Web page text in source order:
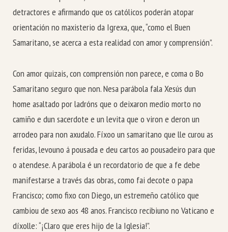
detractores e afirmando que os católicos poderán atopar
orientación no maxisterio da Igrexa, que, “como el Buen
Samaritano, se acerca a esta realidad con amor y comprensión”.
Con amor quizais, con comprensión non parece, e coma o Bo
Samaritano seguro que non. Nesa parábola fala Xesús dun
home asaltado por ladróns que o deixaron medio morto no
camiño e dun sacerdote e un levita que o viron e deron un
arrodeo para non axudalo. Fíxoo un samaritano que lle curou as
feridas, levouno á pousada e deu cartos ao pousadeiro para que
o atendese. A parábola é un recordatorio de que a fe debe
manifestarse a través das obras, como fai decote o papa
Francisco; como fixo con Diego, un estremeño católico que
cambiou de sexo aos 48 anos. Francisco recibiuno no Vaticano e
díxolle: “¡Claro que eres hijo de la Iglesia!”.